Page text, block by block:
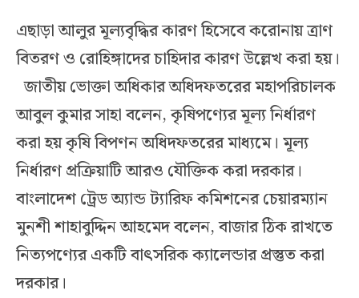
এছাড়া আলুর মূল্যবৃদ্ধির কারণ হিসেবে করোনায় ত্রাণ
বিতরণ ও রোহিঙ্গাদের চাহিদার কারণ উল্লেখ করা হয়।
জাতীয় ভোক্তা অধিকার অধিদফতরের মহাপরিচালক
আবুল কুমার সাহা বলেন, কৃষিপণ্যের মূল্য নির্ধারণ
করা হয় কৃষি বিপণন অধিদফতরের মাধ্যমে। মূল্য
নির্ধারণ প্রক্রিয়াটি আরও যৌক্তিক করা দরকার।
বাংলাদেশ ট্রেড অ্যান্ড ট্যারিফ কমিশনের চেয়ারম্যান
মুনশী শাহাবুদ্দিন আহমেদ বলেন, বাজার ঠিক রাখতে
নিত্যপণ্যের একটি বাৎসরিক ক্যালেন্ডার প্রস্তুত করা
দরকার।